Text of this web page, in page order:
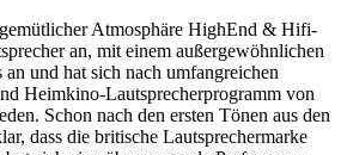
Atmosphäre HighEnd & Hifi-
an, mit einem außergewöhnlichen
und hat sich nach umfangreichen
Heimkino-Lautsprecherprogramm von
Schon nach den ersten Tönen aus den
dass die britische Lautsprechermarke